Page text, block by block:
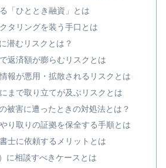
「ひととき融資」とは
タリングを装う手口とは
潜むリスクとは？
返済額が膨らむリスクとは
報が悪用・拡散されるリスクとは
まで取り立てが及ぶリスクとは
被害に遭ったときの対処法とは？
り取りの証拠を保全する手順とは
士に依頼するメリットとは
に相談すべきケースとは